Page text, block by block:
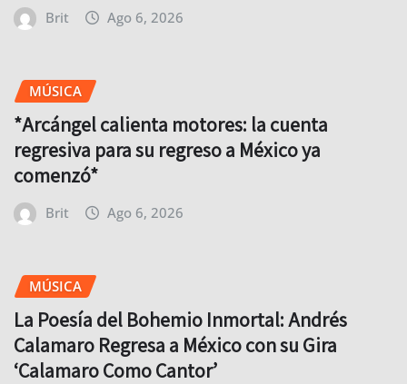
Brit Ago 6, 2026
MÚSICA
*Arcángel calienta motores: la cuenta
regresiva para su regreso a México ya
comenzó*
Brit Ago 6, 2026
MÚSICA
La Poesía del Bohemio Inmortal: Andrés
Calamaro Regresa a México con su Gira
‘Calamaro Como Cantor’